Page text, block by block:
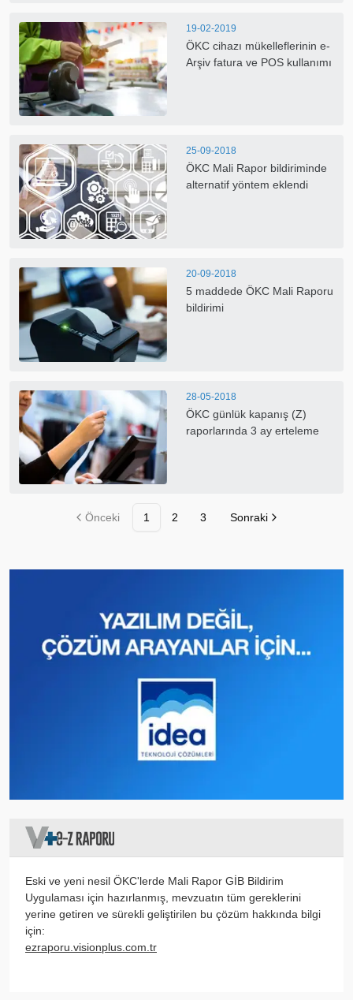
19-02-2019
ÖKC cihazı mükelleflerinin e-
Arşiv fatura ve POS kullanımı
25-09-2018
ÖKC Mali Rapor bildiriminde
alternatif yöntem eklendi
20-09-2018
5 maddede ÖKC Mali Raporu
bildirimi
28-05-2018
ÖKC günlük kapanış (Z)
raporlarında 3 ay erteleme
Önceki 1 2 3 Sonraki
Eski ve yeni nesil ÖKC'lerde Mali Rapor GİB Bildirim
Uygulaması için hazırlanmış, mevzuatın tüm gereklerini
yerine getiren ve sürekli geliştirilen bu çözüm hakkında bilgi
için:
ezraporu.visionplus.com.tr